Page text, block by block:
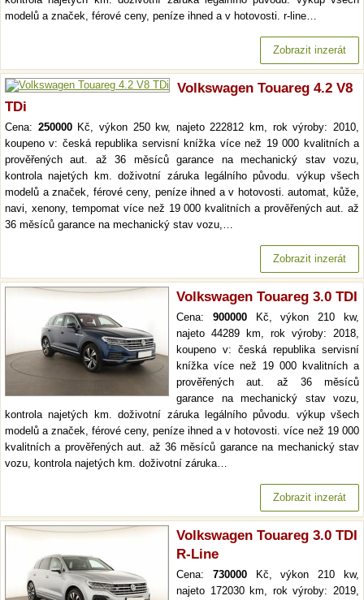
modelů a značek, férové ceny, peníze ihned a v hotovosti. r-line…
Zobrazit inzerát
Volkswagen Touareg 4.2 V8
TDi
Cena: 250000Kč, výkon 250 kw, najeto 222812 km, rok výroby: 2010,
koupeno v: česká republika servisní knížka více než 19 000 kvalitních a
prověřených aut. až 36 měsíců garance na mechanický stav vozu,
kontrola najetých km. doživotní záruka legálního původu. výkup všech
modelů a značek, férové ceny, peníze ihned a v hotovosti. automat, kůže,
navi, xenony, tempomat více než 19 000 kvalitních a prověřených aut. až
36 měsíců garance na mechanický stav vozu,…
Zobrazit inzerát
Volkswagen Touareg 3.0 TDI
Cena: 900000Kč, výkon 210 kw,
najeto 44289 km, rok výroby: 2018,
koupeno v: česká republika servisní
knížka více než 19 000 kvalitních a
prověřených aut. až 36 měsíců
garance na mechanický stav vozu,
kontrola najetých km. doživotní záruka legálního původu. výkup všech
modelů a značek, férové ceny, peníze ihned a v hotovosti. více než 19 000
kvalitních a prověřených aut. až 36 měsíců garance na mechanický stav
vozu, kontrola najetých km. doživotní záruka…
Zobrazit inzerát
Volkswagen Touareg 3.0 TDI
R-Line
Cena: 730000Kč, výkon 210 kw,
najeto 172030 km, rok výroby: 2019,